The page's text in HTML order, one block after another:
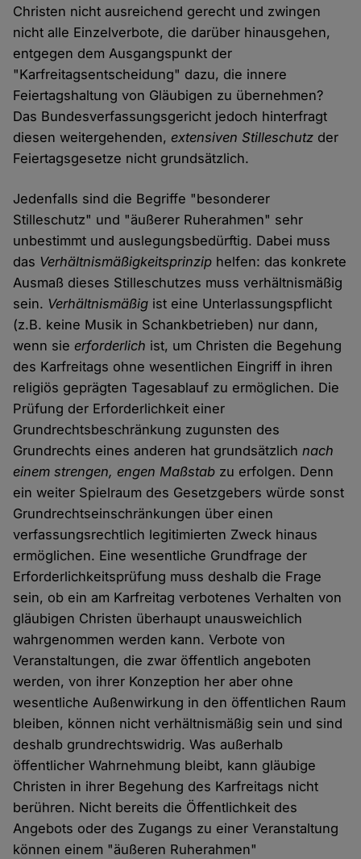
Christen nicht ausreichend gerecht und zwingen
nicht alle Einzelverbote, die darüber hinausgehen,
entgegen dem Ausgangspunkt der
"Karfreitagsentscheidung" dazu, die innere
Feiertagshaltung von Gläubigen zu übernehmen?
Das Bundesverfassungsgericht jedoch hinterfragt
diesen weitergehenden,extensiven Stilleschutz der
Feiertagsgesetze nicht grundsätzlich.
Jedenfalls sind die Begriffe "besonderer
Stilleschutz" und "äußerer Ruherahmen" sehr
unbestimmt und auslegungsbedürftig. Dabei muss
das Verhältnismäßigkeitsprinzip helfen: das konkrete
Ausmaß dieses Stilleschutzes muss verhältnismäßig
sein. Verhältnismäßig ist eine Unterlassungspflicht
(z.B. keine Musik in Schankbetrieben) nur dann,
wenn sieerforderlich ist, um Christen die Begehung
des Karfreitags ohne wesentlichen Eingriff in ihren
religiös geprägten Tagesablauf zu ermöglichen. Die
Prüfung der Erforderlichkeit einer
Grundrechtsbeschränkung zugunsten des
Grundrechts eines anderen hat grundsätzlichnach
einem strengen, engen Maßstab zu erfolgen. Denn
ein weiter Spielraum des Gesetzgebers würde sonst
Grundrechtseinschränkungen über einen
verfassungsrechtlich legitimierten Zweck hinaus
ermöglichen. Eine wesentliche Grundfrage der
Erforderlichkeitsprüfung muss deshalb die Frage
sein, ob ein am Karfreitag verbotenes Verhalten von
gläubigen Christen überhaupt unausweichlich
wahrgenommen werden kann. Verbote von
Veranstaltungen, die zwar öffentlich angeboten
werden, von ihrer Konzeption her aber ohne
wesentliche Außenwirkung in den öffentlichen Raum
bleiben, können nicht verhältnismäßig sein und sind
deshalb grundrechtswidrig. Was außerhalb
öffentlicher Wahrnehmung bleibt, kann gläubige
Christen in ihrer Begehung des Karfreitags nicht
berühren. Nicht bereits die Öffentlichkeit des
Angebots oder des Zugangs zu einer Veranstaltung
können einem "äußeren Ruherahmen"